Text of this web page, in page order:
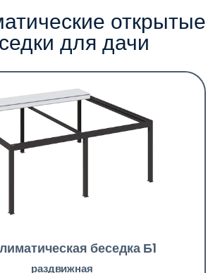
открытые
для дачи
беседка Б1
раздвижная